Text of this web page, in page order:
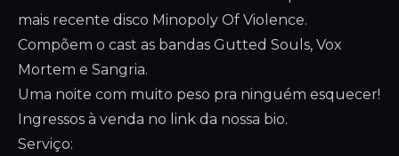
mais recente disco Minopoly Of Violence.
Compõem o cast as bandas Gutted Souls, Vox
Mortem e Sangria.
Uma noite com muito peso pra ninguém esquecer!
Ingressos à venda no link da nossa bio.
Serviço: